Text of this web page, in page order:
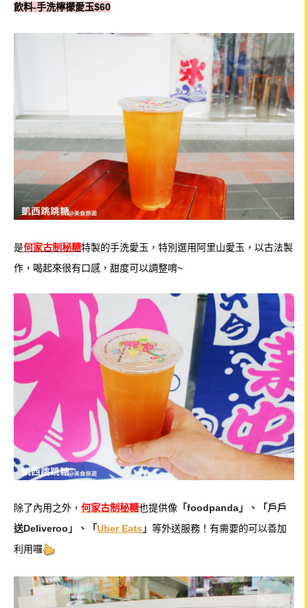
飲料-手洗檸檬愛玉$60
是何家古制秘糖特製的手洗愛玉，特別選用阿里山愛玉，以古法製
作，喝起來很有口感，甜度可以調整唷~
除了內用之外， 何家古制秘糖也提供像 「foodpanda」、「戶戶
送Deliveroo」、
「Uber Eats 」 等外送服務！有需要的可以善加
利用囉